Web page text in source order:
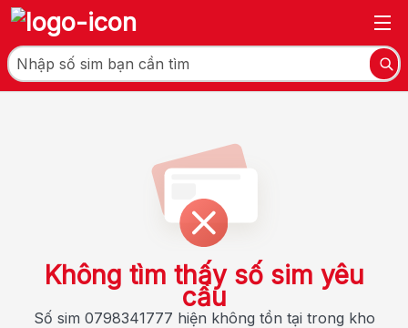
Không tìm thấy số sim yêu
cầu
Số sim 0798341777 hiện không tồn tại trong kho